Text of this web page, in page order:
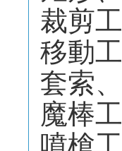
裁剪
移動
套索
魔棒